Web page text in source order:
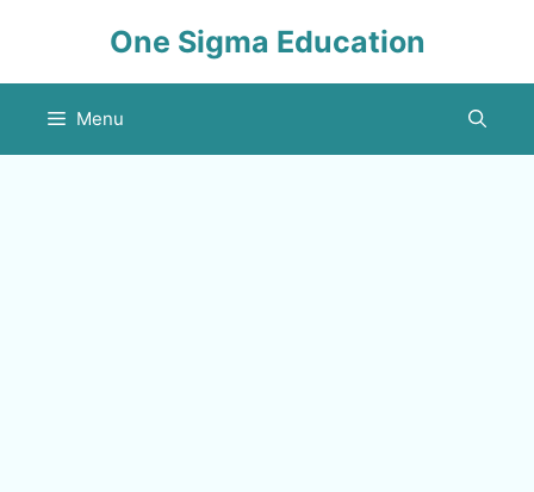
One Sigma Education
Menu